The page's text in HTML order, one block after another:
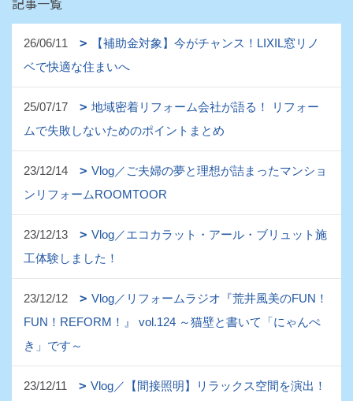
26/06/11
【補助金対象】今がチャンス！LIXIL窓リノ
ベで快適な住まいへ
25/07/17
地域密着リフォーム会社が語る！ リフォー
ムで失敗しないためのポイントまとめ
23/12/14
Vlog／ご夫婦の夢と理想が詰まったマンショ
ンリフォームROOMTOOR
23/12/13
Vlog／エコカラット・アール・ブリュット施
工体験しました！
23/12/12
Vlog／リフォームラジオ『荒井風美のFUN！
FUN！REFORM！』 vol.124 ～猫壁と書いて「にゃんぺ
き」です～
23/12/11
Vlog／【間接照明】リラックス空間を演出！